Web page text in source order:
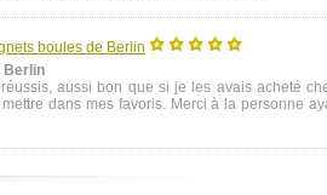
boules de Berlin
Berlin
aussi bon que si je les avais acheté
dans mes favoris. Merci à la personne